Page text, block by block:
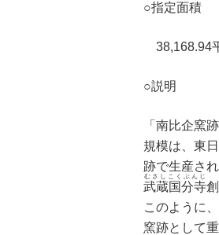
○指定面積
38,168.94
○説明
「南比企窯
規模は、東
跡で生産さ
武蔵国分寺
むさしこくぶんじ
このように
窯跡として